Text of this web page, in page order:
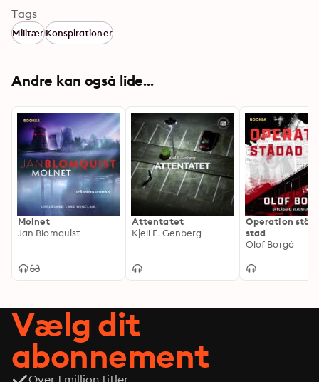
Tags
MilitærKonspirationer
Andre kan også lide...
Molnet
Jan Blomquist
Attentatet
Kjell E. Genberg
Operation
stad
Olof Borgå
Vælg dit
abonnement
Over 1 million titler